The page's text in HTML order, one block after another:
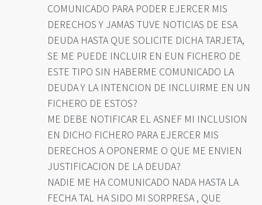
COMUNICADO PARA PODER EJERCER MIS
DERECHOS Y JAMAS TUVE NOTICIAS DE ESA
DEUDA HASTA QUE SOLICITE DICHA TARJETA,
SE ME PUEDE INCLUIR EN EUN FICHERO DE
ESTE TIPO SIN HABERME COMUNICADO LA
DEUDA Y LA INTENCION DE INCLUIRME EN UN
FICHERO DE ESTOS?
ME DEBE NOTIFICAR EL ASNEF MI INCLUSION
EN DICHO FICHERO PARA EJERCER MIS
DERECHOS A OPONERME O QUE ME ENVIEN
JUSTIFICACION DE LA DEUDA?
NADIE ME HA COMUNICADO NADA HASTA LA
FECHA TAL HA SIDO MI SORPRESA , QUE